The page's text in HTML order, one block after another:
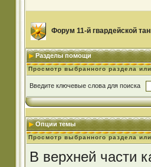
Форум 11-й гвардейской
Разделы помощи
Просмотр выбранного раздела или
Введите ключевые слова для поиска
Опции темы
Просмотр выбранного раздела или
В верхней части